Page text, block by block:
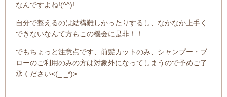
なんですよね!(^^)!
自分で整えるのは結構難しかったりするし、なかなか上手く
できないなんて方もこの機会に是非！！
でもちょっと注意点です、前髪カットのみ、シャンプー・ブ
ローのご利用のみの方は対象外になってしまうので予めご了
承ください<(_ _*)>